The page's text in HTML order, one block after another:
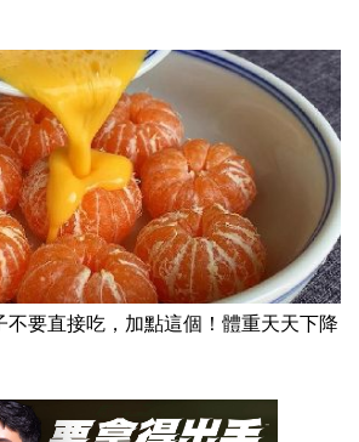
不要直接吃，加點這個！體重天天下降